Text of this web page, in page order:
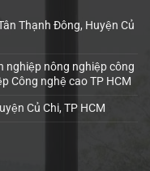
Thạnh Đông, Huyện Củ
nghiệp nông nghiệp công
Công nghệ cao TP HCM
Củ Chi, TP HCM